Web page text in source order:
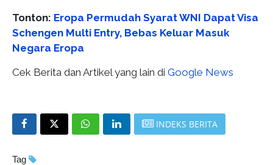
Tonton: Eropa Permudah Syarat WNI Dapat Visa
Schengen Multi Entry, Bebas Keluar Masuk
Negara Eropa
Cek Berita dan Artikel yang lain di Google News
INDEKS BERITA
Tag